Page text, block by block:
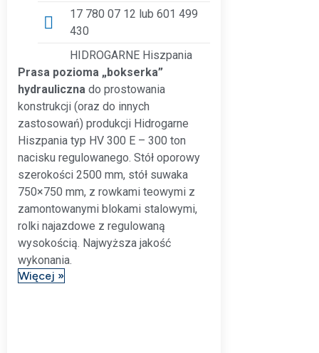
17 780 07 12 lub 601 499
430
HIDROGARNE Hiszpania
Prasa pozioma „bokserka”
hydrauliczna do prostowania
konstrukcji (oraz do innych
zastosowań) produkcji Hidrogarne
Hiszpania typ HV 300 E – 300 ton
nacisku regulowanego. Stół oporowy
szerokości 2500 mm, stół suwaka
750×750 mm, z rowkami teowymi z
zamontowanymi blokami stalowymi,
rolki najazdowe z regulowaną
wysokością. Najwyższa jakość
wykonania.
Więcej »